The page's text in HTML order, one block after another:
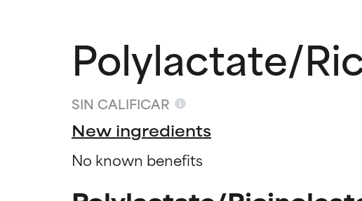
Polylactate/
SIN CALIFICAR
New ingredients
No known benefits